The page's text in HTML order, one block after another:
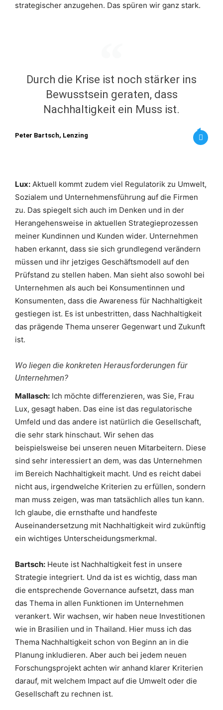
strategischer anzugehen. Das spüren wir ganz stark.
Durch die Krise ist noch stärker ins
Bewusstsein geraten, dass
Nachhaltigkeit ein Muss ist.
Peter Bartsch, Lenzing
Lux: Aktuell kommt zudem viel Regulatorik zu Umwelt,
Sozialem und Unternehmensführung auf die Firmen
zu. Das spiegelt sich auch im Denken und in der
Herangehensweise in aktuellen Strategieprozessen
meiner Kundinnen und Kunden wider. Unternehmen
haben erkannt, dass sie sich grundlegend verändern
müssen und ihr jetziges Geschäftsmodell auf den
Prüfstand zu stellen haben. Man sieht also sowohl bei
Unternehmen als auch bei Konsumentinnen und
Konsumenten, dass die Awareness für Nachhaltigkeit
gestiegen ist. Es ist unbestritten, dass Nachhaltigkeit
das prägende Thema unserer Gegenwart und Zukunft
ist.
Wo liegen die konkreten Herausforderungen für
Unternehmen?
Mallasch: Ich möchte differenzieren, was Sie, Frau
Lux, gesagt haben. Das eine ist das regulatorische
Umfeld und das andere ist natürlich die Gesellschaft,
die sehr stark hinschaut. Wir sehen das
beispielsweise bei unseren neuen Mitarbeitern. Diese
sind sehr interessiert an dem, was das Unternehmen
im Bereich Nachhaltigkeit macht. Und es reicht dabei
nicht aus, irgendwelche Kriterien zu erfüllen, sondern
man muss zeigen, was man tatsächlich alles tun kann.
Ich glaube, die ernsthafte und handfeste
Auseinandersetzung mit Nachhaltigkeit wird zukünftig
ein wichtiges Unterscheidungsmerkmal.
Bartsch: Heute ist Nachhaltigkeit fest in unsere
Strategie integriert. Und da ist es wichtig, dass man
die entsprechende Governance aufsetzt, dass man
das Thema in allen Funktionen im Unternehmen
verankert. Wir wachsen, wir haben neue Investitionen
wie in Brasilien und in Thailand. Hier muss ich das
Thema Nachhaltigkeit schon von Beginn an in die
Planung inkludieren. Aber auch bei jedem neuen
Forschungsprojekt achten wir anhand klarer Kriterien
darauf, mit welchem Impact auf die Umwelt oder die
Gesellschaft zu rechnen ist.